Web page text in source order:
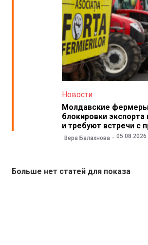
Новости
Молдавские
блокировки
и требуют встречи с
Вера Балахнова 05.08.2026
Больше нет статей для показа